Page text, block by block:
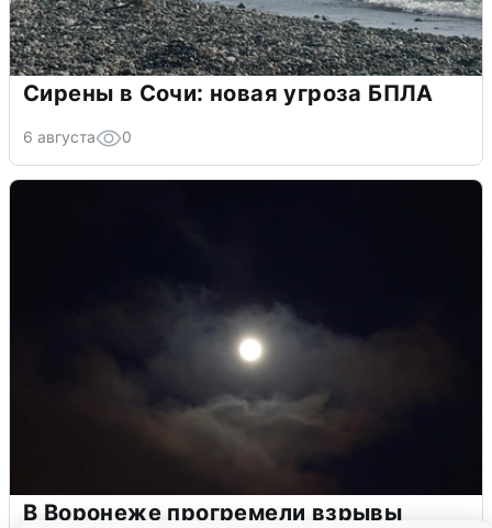
Сирены в Сочи: новая угроза БПЛА
6 августа 0
В Воронеже прогремели взрывы